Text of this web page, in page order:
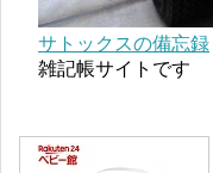
サトックスの備忘録
雑記帳サイトです